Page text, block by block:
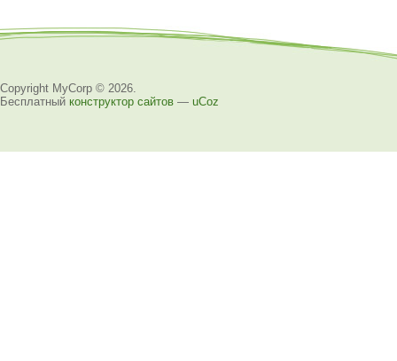
Copyright MyCorp © 2026
Бесплатный конструктор сайтов — uCoz